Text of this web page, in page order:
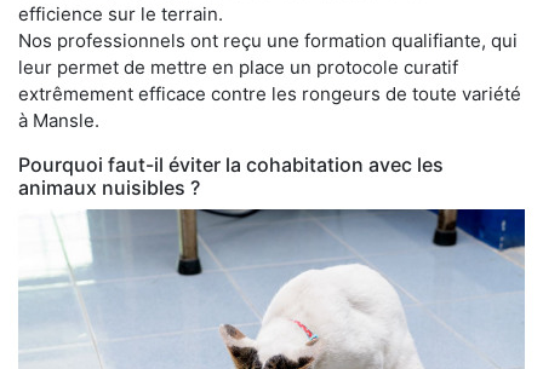
efficience sur le terrain.
Nos professionnels ont reçu une formation qualifiante, qui
leur permet de mettre en place un protocole curatif
extrêmement efficace contre les rongeurs de toute variété
à Mansle.
Pourquoi faut-il éviter la cohabitation avec les
animaux nuisibles ?